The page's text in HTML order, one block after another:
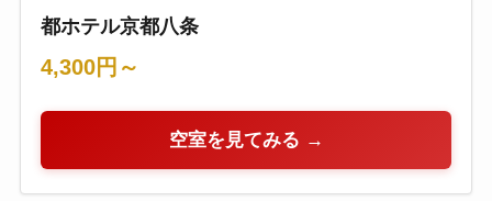
都ホテル京都八条
4,300円～
空室を見てみる →